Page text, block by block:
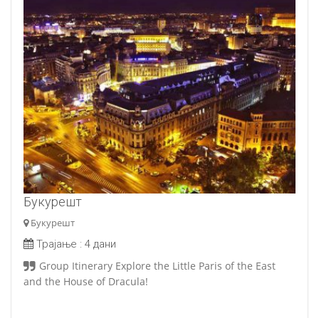
Букурешт
Букурешт
Трајање : 4 дани
Group Itinerary Explore the Little Paris of the East
and the House of Dracula!